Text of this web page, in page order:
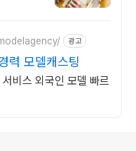
광고
력 모델캐스팅
비스 외국인 모델 빠르